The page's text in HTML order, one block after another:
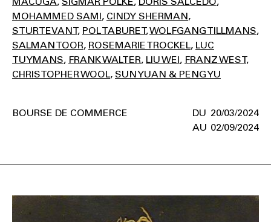
MOHAMMED SAMI CINDY SHERMAN
STURTEVANT POL TABURET WOLFGANG TILLMANS
SALMAN TOOR ROSEMARIE TROCKEL LUC
TUYMANS FRANK WALTER LIU WEI FRANZ WEST
CHRISTOPHER WOOL SUN YUAN & PENG YU
20/03/2024
02/09/2024
BOURSE DE COMMERCE